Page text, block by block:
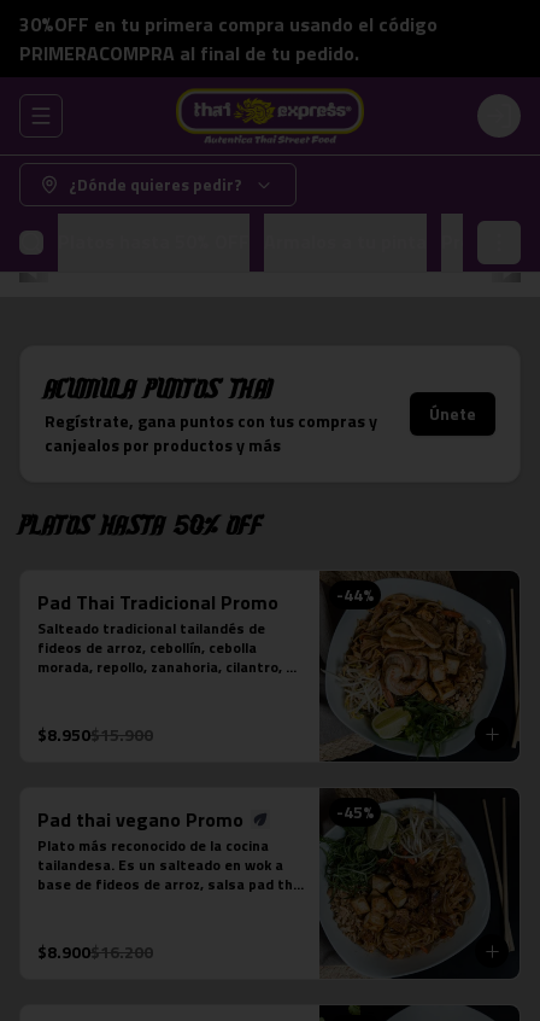
30%OFF en tu primera compra usando el código
PRIMERACOMPRA al final de tu pedido.
Abrir menu de navegación Login
¿Dónde quieres pedir?
AcumulaPuntos Thai
Regístrate, gana puntos con tus compras y
canjealos por productos y más
Únete
Platos hasta 50% OFF
-44%
Pad Thai Tradicional Promo
Salteado tradicional tailandés de
fideos de arroz, cebollín, cebolla
morada, repollo, zanahoria, cilantro,
unidades), tofu y pollo.
$8.950$15.900
-45%
Pad thai vegano Promo
Plato más reconocido de la cocina
tailandesa. Es un salteado en wok a
base de fideos de arroz, salsa pad thai
de dragón, tofu y limón sutil. No
contiene salsa de pescado ni salsa de
$8.900$16.200